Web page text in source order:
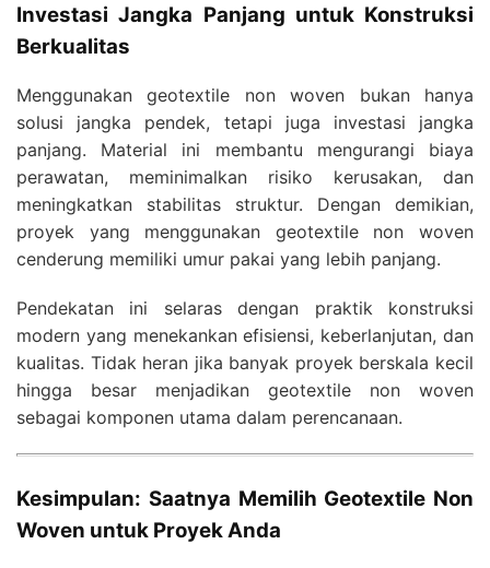
Investasi Jangka Panjang untuk Konstruksi
Berkualitas
Menggunakan geotextile non woven bukan hanya
solusi jangka pendek, tetapi juga investasi jangka
panjang. Material ini membantu mengurangi biaya
perawatan, meminimalkan risiko kerusakan, dan
meningkatkan stabilitas struktur. Dengan demikian,
proyek yang menggunakan geotextile non woven
cenderung memiliki umur pakai yang lebih panjang.
Pendekatan ini selaras dengan praktik konstruksi
modern yang menekankan efisiensi, keberlanjutan, dan
kualitas. Tidak heran jika banyak proyek berskala kecil
hingga besar menjadikan geotextile non woven
sebagai komponen utama dalam perencanaan.
Kesimpulan: Saatnya Memilih Geotextile Non
Woven untuk Proyek Anda